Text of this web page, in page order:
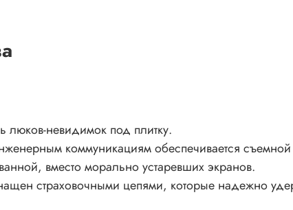
невидимок под плитку.
коммуникациям обеспечивается
вместо морально устаревших экранов.
страховочными цепями, которые надежно